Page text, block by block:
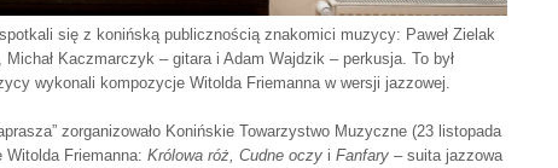
się z konińską publicznością znakomici muzycy: Paweł Zielak
Kaczmarczyk – gitara i Adam Wajdzik – perkusja. To był
wykonali kompozycje Witolda Friemanna w wersji jazzowej.
zorganizowało Konińskie Towarzystwo Muzyczne (23 listopada
Witolda Friemanna: Królowa róż, Cudne oczy i Fanfary – suita jazzowa